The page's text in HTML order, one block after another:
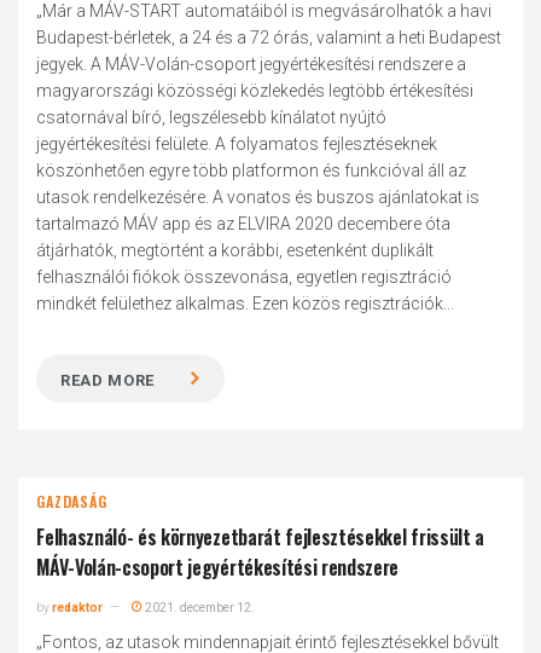
„Már a MÁV-START automatáiból is megvásárolhatók a havi
Budapest-bérletek, a 24 és a 72 órás, valamint a heti Budapest
jegyek. A MÁV-Volán-csoport jegyértékesítési rendszere a
magyarországi közösségi közlekedés legtöbb értékesítési
csatornával bíró, legszélesebb kínálatot nyújtó
jegyértékesítési felülete. A folyamatos fejlesztéseknek
köszönhetően egyre több platformon és funkcióval áll az
utasok rendelkezésére. A vonatos és buszos ajánlatokat is
tartalmazó MÁV app és az ELVIRA 2020 decembere óta
átjárhatók, megtörtént a korábbi, esetenként duplikált
felhasználói fiókok összevonása, egyetlen regisztráció
mindkét felülethez alkalmas. Ezen közös regisztrációk...
READ MORE
GAZDASÁG
Felhasználó- és környezetbarát fejlesztésekkel frissült a
MÁV-Volán-csoport jegyértékesítési rendszere
byredaktor 2021. december 12.
„Fontos, az utasok mindennapjait érintő fejlesztésekkel bővült